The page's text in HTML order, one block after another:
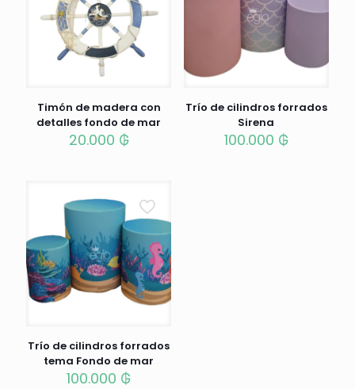
Timón de madera con
detalles fondo de mar
20.000 ₲
Trío de cilindros forrados
Sirena
100.000 ₲
Trío de cilindros forrados
tema Fondo de mar
100.000 ₲